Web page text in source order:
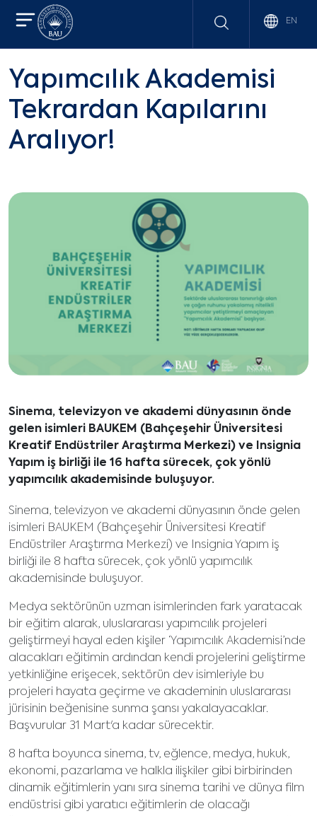
EN
Yapımcılık Akademisi
Tekrardan Kapılarını
Aralıyor!
Sinema, televizyon ve akademi dünyasının önde
gelen isimleri BAUKEM (Bahçeşehir Üniversitesi
Kreatif Endüstriler Araştırma Merkezi) ve Insignia
Yapım iş birliği ile 16 hafta sürecek, çok yönlü
yapımcılık akademisinde buluşuyor.
Sinema, televizyon ve akademi dünyasının önde gelen
isimleri BAUKEM (Bahçeşehir Üniversitesi Kreatif
Endüstriler Araştırma Merkezi) ve Insignia Yapım iş
birliği ile 8 hafta sürecek, çok yönlü yapımcılık
akademisinde buluşuyor.
Medya sektörünün uzman isimlerinden fark yaratacak
bir eğitim alarak, uluslararası yapımcılık projeleri
geliştirmeyi hayal eden kişiler ‘Yapımcılık Akademisi’nde
alacakları eğitimin ardından kendi projelerini geliştirme
yetkinliğine erişecek, sektörün dev isimleriyle bu
projeleri hayata geçirme ve akademinin uluslararası
jürisinin beğenisine sunma şansı yakalayacaklar.
Başvurular 31 Mart'a kadar sürecektir.
8 hafta boyunca sinema, tv, eğlence, medya, hukuk,
ekonomi, pazarlama ve halkla ilişkiler gibi birbirinden
dinamik eğitimlerin yanı sıra sinema tarihi ve dünya film
endüstrisi gibi yaratıcı eğitimlerin de olacağı